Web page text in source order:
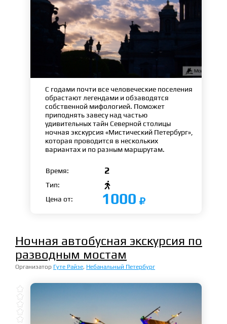
С годами почти все человеческие поселения
обрастают легендами и обзаводятся
собственной мифологией. Поможет
приподнять завесу над частью
удивительных тайн Северной столицы
ночная экскурсия «Мистический Петербург»,
которая проводится в нескольких
вариантах и по разным маршрутам.
Время: 2
Тип: 
Цена от: 1000
Ночная автобусная экскурсия по
разводным мостам
Организатор Гуте Райзе, Небанальный Петербург




